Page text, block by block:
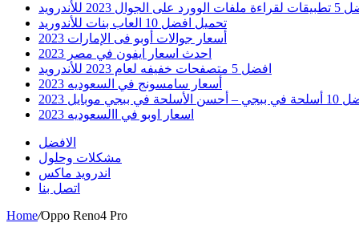
على الجوال 2023 للأندرويد
تحميل افضل 10 العاب بنات للأندوريد
أسعار جوالات أوبو فى الإمارات 2023
احدث اسعار ايفون في مصر 2023
افضل 5 متصفحات خفيفه لعام 2023 للأندرويد
أسعار سامسونج في السعوديه 2023
الأسلحة في ببجي موبايل 2023
اسعار اوبو في االسعوديه 2023
الافضل
مشكلات وحلول
اندرويد ماكس
اتصل بنا
Home/Oppo Reno4 Pro